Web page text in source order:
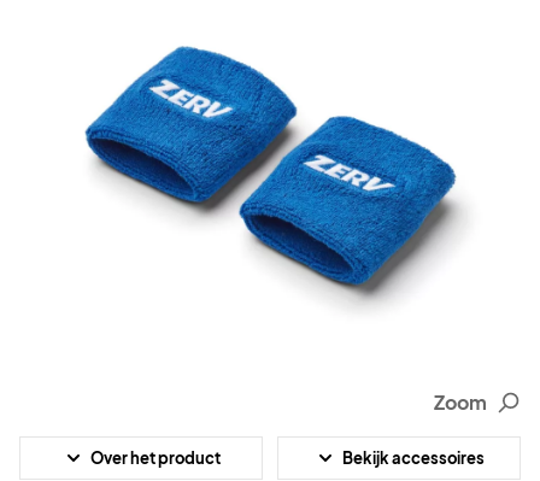
Zoom
Over het product Bekijk accessoires